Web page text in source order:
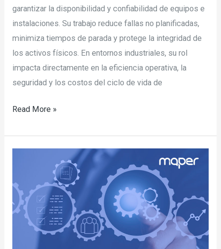
garantizar la disponibilidad y confiabilidad de equipos e
instalaciones. Su trabajo reduce fallas no planificadas,
minimiza tiempos de parada y protege la integridad de
los activos físicos. En entornos industriales, su rol
impacta directamente en la eficiencia operativa, la
seguridad y los costos del ciclo de vida de
Read More »
un
plan
de
mantenimiento